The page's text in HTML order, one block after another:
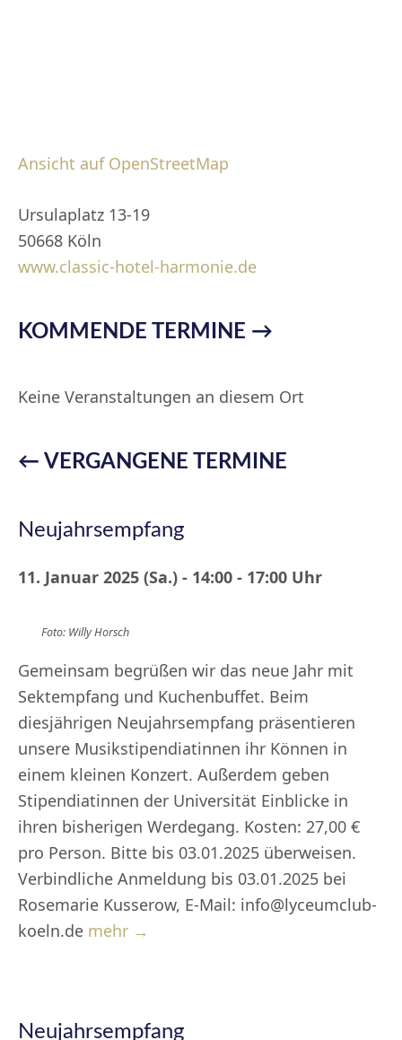
Ansicht auf OpenStreetMap
Ursulaplatz 13-19
50668 Köln
www.classic-hotel-harmonie.de
KOMMENDE TERMINE →
Keine Veranstaltungen an diesem Ort
← VERGANGENE TERMINE
Neujahrsempfang
11. Januar 2025 (Sa.) - 14:00 - 17:00 Uhr
Foto: Willy Horsch
Gemeinsam begrüßen wir das neue Jahr mit
Sektempfang und Kuchenbuffet. Beim
diesjährigen Neujahrsempfang präsentieren
unsere Musikstipendiatinnen ihr Können in
einem kleinen Konzert. Außerdem geben
Stipendiatinnen der Universität Einblicke in
ihren bisherigen Werdegang. Kosten: 27,00 €
pro Person. Bitte bis 03.01.2025 überweisen.
Verbindliche Anmeldung bis 03.01.2025 bei
Rosemarie Kusserow, E-Mail: info@lyceumclub-
koeln.de mehr →
Neujahrsempfang